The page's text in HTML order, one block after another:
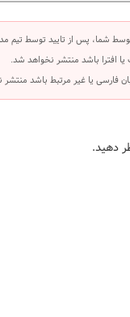
شما، پس از تایید توسط تیم
افترا باشد منتشر نخواهد شد.
فارسی یا غیر مرتبط باشد
دهید.